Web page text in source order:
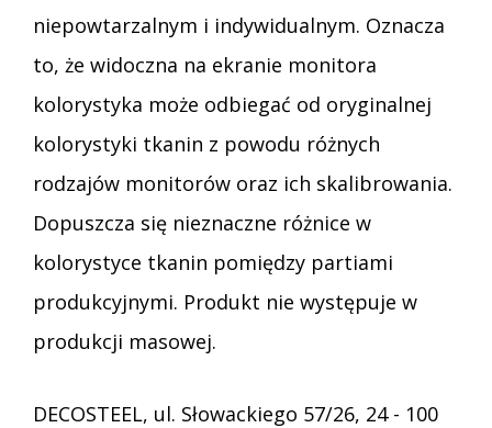
niepowtarzalnym i indywidualnym. Oznacza
to, że widoczna na ekranie monitora
kolorystyka może odbiegać od oryginalnej
kolorystyki tkanin z powodu różnych
rodzajów monitorów oraz ich skalibrowania.
Dopuszcza się nieznaczne różnice w
kolorystyce tkanin pomiędzy partiami
produkcyjnymi. Produkt nie występuje w
produkcji masowej.
DECOSTEEL, ul. Słowackiego 57/26, 24 - 100